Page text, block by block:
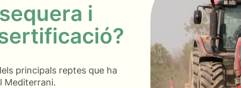
i
principals reptes que ha
Mediterrani.